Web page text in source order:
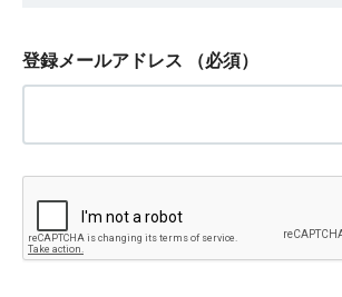
登録メールアドレス （必須）